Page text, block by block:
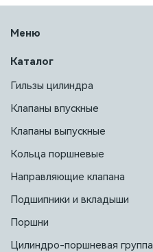
Меню
Каталог
Гильзы цилиндра
Клапаны впускные
Клапаны выпускные
Кольца поршневые
Направляющие клапана
Подшипники и вкладыши
Поршни
Цилиндро-поршневая группа